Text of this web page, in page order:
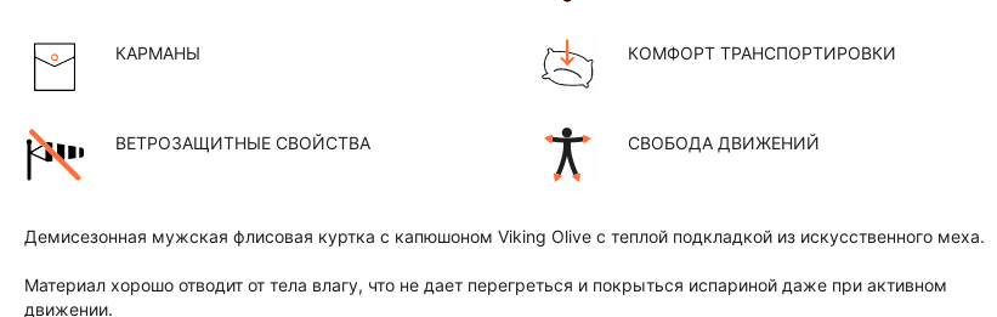
КАРМАНЫ КОМФОРТ ТРАНСПОРТИРОВКИ
ВЕТРОЗАЩИТНЫЕ СВОЙСТВА СВОБОДА ДВИЖЕНИЙ
Демисезонная мужская флисовая куртка с капюшоном Viking Olive с теплой подкладкой из искусственного меха.
Материал хорошо отводит от тела влагу, что не дает перегреться и покрыться испариной даже при активном
движении.